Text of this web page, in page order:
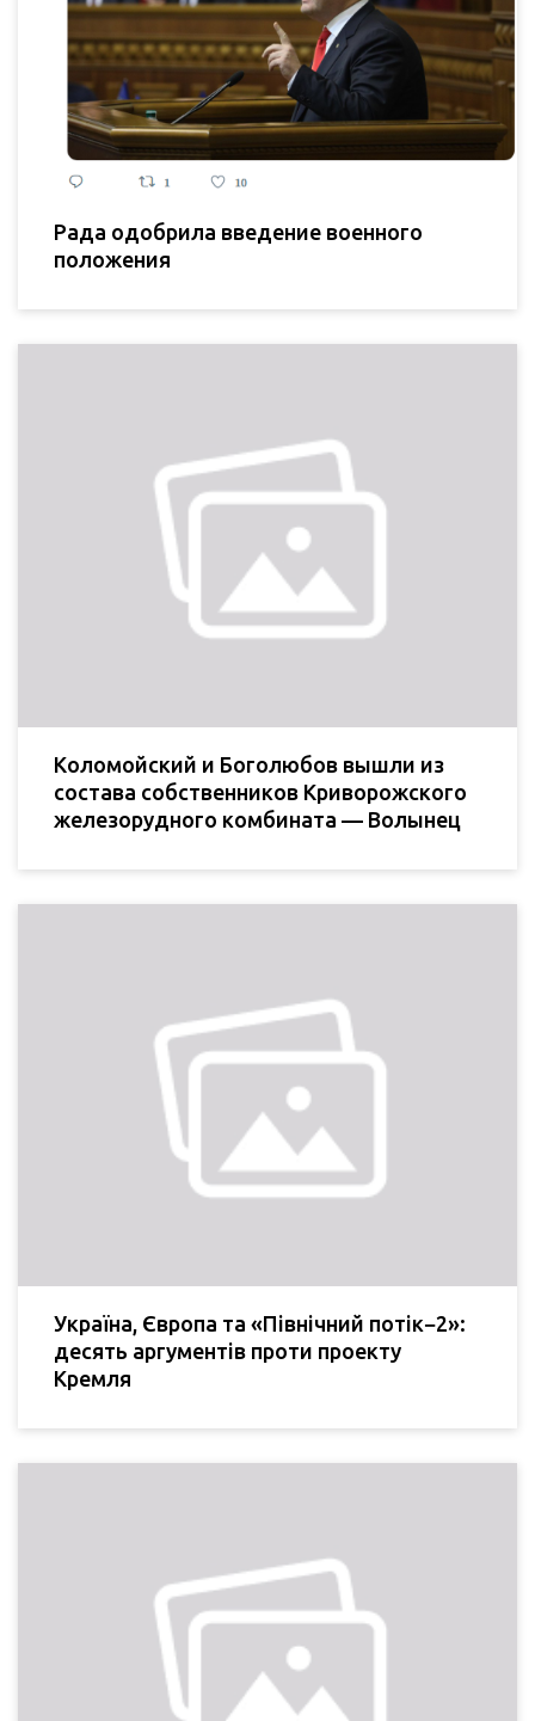
Рада одобрила введение военного
положения
Коломойский и Боголюбов вышли из
состава собственников Криворожского
железорудного комбината — Волынец
Україна, Європа та «Північний потік−2»:
десять аргументів проти проекту
Кремля